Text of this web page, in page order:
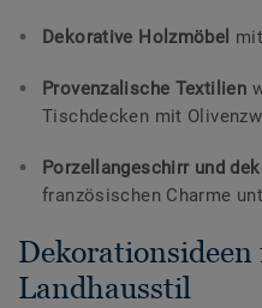
Dekorative Holzmöbel
Provenzalische Textilien
Tischdecken mit
Porzellangeschirr und
französischen Charme
Dekorationsideen
Landhausstil